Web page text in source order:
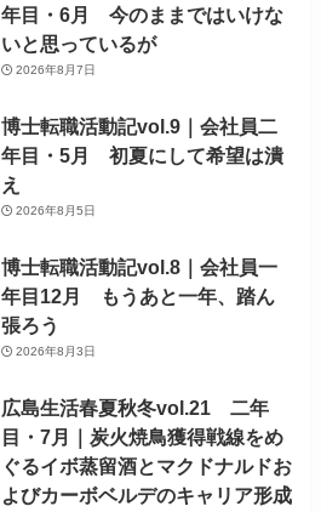
年目・6月 今のままではいけな
いと思っているが
2026年8月7日
博士転職活動記vol.9｜会社員二
年目・5月 初夏にして希望は潰
え
2026年8月5日
博士転職活動記vol.8｜会社員一
年目12月 もうあと一年、踏ん
張ろう
2026年8月3日
広島生活春夏秋冬vol.21 二年
目・7月｜炭火焼鳥獲得戦線をめ
ぐるイボ蒸留酒とマクドナルドお
よびカーボベルデのキャリア形成